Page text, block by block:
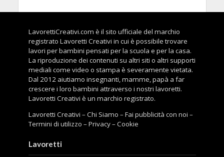
LavorettiCreativi.com è il sito ufficiale del marchio
registrato Lavoretti Creativi in cui è possibile trovare
lavori per bambini pensati per la scuola e per la casa.
La riproduzione dei contenuti su altri siti o altri supporti
mediali come video o stampa è severamente vietata.
Dal 2012 aiutiamo insegnanti, mamme, papà a far
crescere i loro bambini attraverso i nostri lavoretti.
Lavoretti Creativi è un marchio registrato.
Lavoretti Creativi –Chi Siamo –Fai pubblicità con noi –
Termini di utilizzo –Privacy–Cookie
Lavoretti